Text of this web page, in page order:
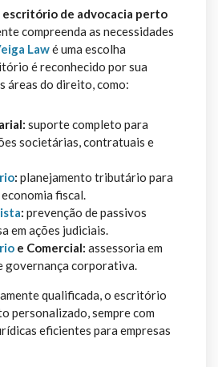
escritório de advocacia perto
compreenda as necessidades
Lawé uma escolha
é reconhecido por sua
áreas do direito, como:
suporte completo para
societárias, contratuais e
: planejamento tributário para
fiscal.
: prevenção de passivos
em ações judiciais.
e Comercial: assessoria em
governança corporativa.
qualificada, o escritório
personalizado, sempre com
eficientes para empresas